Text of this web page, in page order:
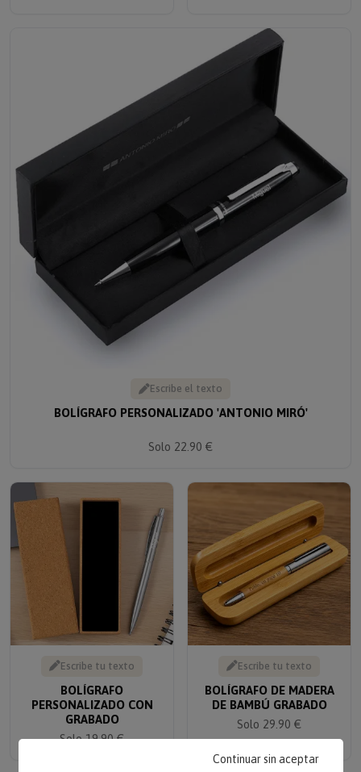
Escribe el texto
BOLÍGRAFO PERSONALIZADO 'ANTONIO MIRÓ'
Solo 22.90 €
Escribe tu texto
BOLÍGRAFO
PERSONALIZADO CON
GRABADO
Solo 19.90 €
Escribe tu texto
BOLÍGRAFO DE MADERA
DE BAMBÚ GRABADO
Solo 29.90 €
Continuar sin aceptar